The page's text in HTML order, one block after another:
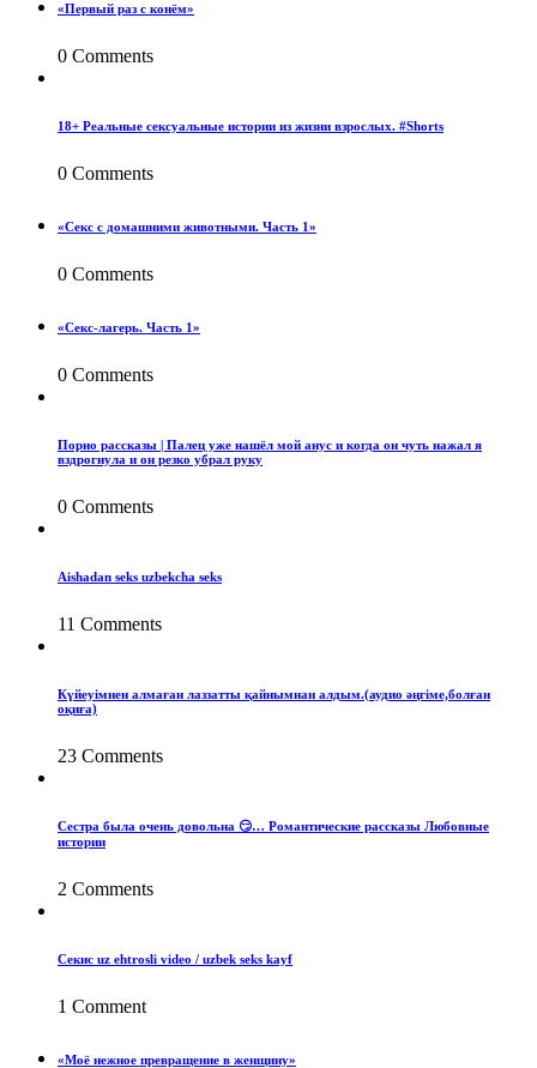
«Первый раз с конём»
0 Comments
18+ Реальные сексуальные истории из жизни взрослых. #Shorts
0 Comments
«Секс с домашними животными. Часть 1»
0 Comments
«Секс-лагерь. Часть 1»
0 Comments
Порно рассказы | Палец уже нашёл мой анус и когда он чуть нажал я
вздрогнула и он резко убрал руку
0 Comments
Aishadan seks uzbekcha seks
11 Comments
Күйеуімнен алмаған лаззатты қайнымнан алдым.(аудио әңгіме,болған
оқиға)
23 Comments
Сестра была очень довольна 😏… Романтические рассказы Любовные
истории
2 Comments
Секис uz ehtrosli video / uzbek seks kayf
1 Comment
«Моё нежное превращение в женщину»